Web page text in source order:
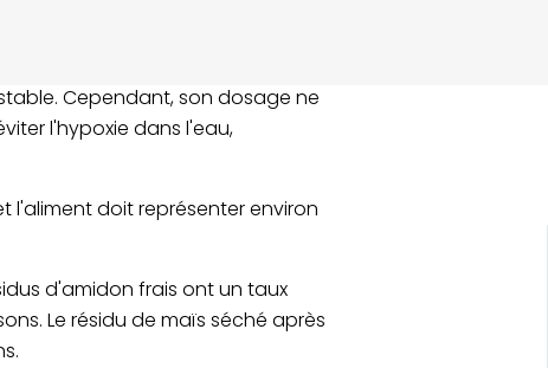
Cependant, son dosage ne
l'hypoxie dans l'eau,
l'aliment doit représenter environ
d'amidon frais ont un taux
Le résidu de maïs séché après